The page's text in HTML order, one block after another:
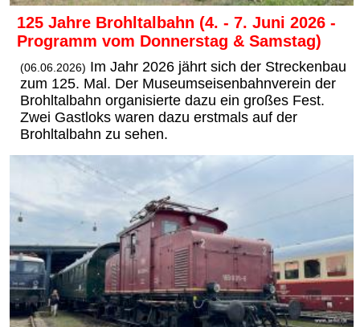
125 Jahre Brohltalbahn (4. - 7. Juni 2026 -
Programm vom Donnerstag & Samstag)
(06.06.2026) Im Jahr 2026 jährt sich der Streckenbau
zum 125. Mal. Der Museumseisenbahnverein der
Brohltalbahn organisierte dazu ein großes Fest.
Zwei Gastloks waren dazu erstmals auf der
Brohltalbahn zu sehen.